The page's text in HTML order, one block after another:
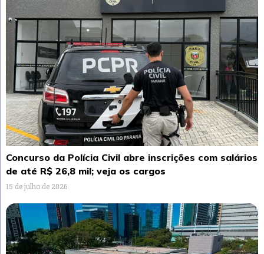
Concurso da Polícia Civil abre inscrições com salários
de até R$ 26,8 mil; veja os cargos
15 de julho de 2026